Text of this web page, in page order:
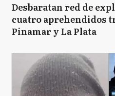
Desbaratan red de
cuatro aprehendidos
Pinamar y La Plata